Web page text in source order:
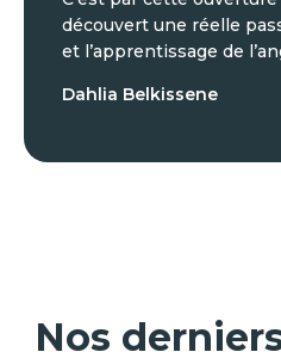
découvert une réelle
et l’apprentissage de
Dahlia Belkissene
Nos